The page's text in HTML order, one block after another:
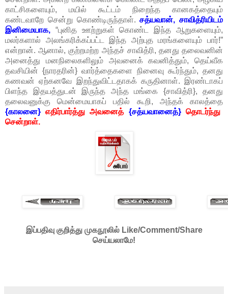
காட்சிகளையும், மயில் கூட்டம் நிறைந்த கானகத்தையும்
கண்டவாறே சென்று கொண்டிருந்தாள்.சத்யவான், சாவித்ரியிடம்
இனிமையாக, “புனித ஊற்றுகள் கொண்ட இந்த ஆறுகளையும்,
மலர்களால் அலங்கரிக்கப்பட்ட இந்த அற்புத மரங்களையும் பார்!”
என்றான். ஆனால், குற்றமற்ற அந்தச் சாவித்ரி, தனது தலைவனின்
அனைத்து மனநிலைகளிலும் அவனைக் கவனித்தும், தெய்வீக
தவசியின் {நாரதரின்} வார்த்தைகளை நினைவு கூர்ந்தும், தனது
கணவன் ஏற்கனவே இறந்துவிட்டதாகக் கருதினாள். இரண்டாகப்
பிளந்த இதயத்துடன் இருந்த அந்த மங்கை {சாவித்ரி}, தனது
தலைவனுக்கு மென்மையாகப் பதில் கூறி, அந்தக் காலத்தை
{காலனை}எதிர்பார்த்து அவனைத் {சத்யவானைத்} தொடர்ந்து
சென்றாள்.
இப்பதிவு குறித்து முகநூலில் Like/Comment/Share
செய்யலாமே!